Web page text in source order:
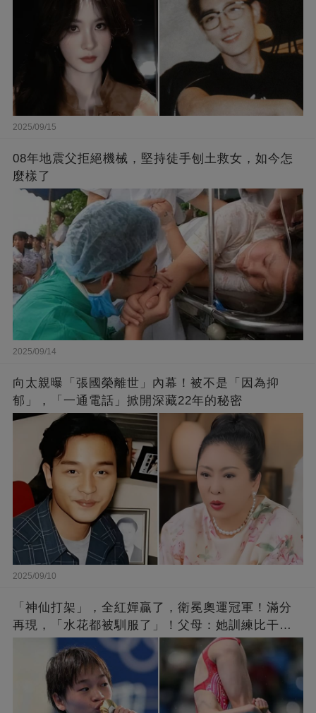
2025/09/15
08年地震父拒絕機械，堅持徒手刨土救女，如今怎
麼樣了
2025/09/14
向太親曝「張國榮離世」內幕！被不是「因為抑
郁」，「一通電話」掀開深藏22年的秘密
2025/09/10
「神仙打架」，全紅嬋贏了，衛冕奧運冠軍！滿分
再現，「水花都被馴服了」！父母：她訓練比干農
活累百倍！陳芋汐惜敗，獲得銀牌